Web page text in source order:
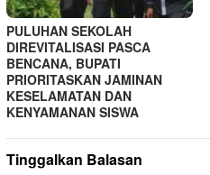
PULUHAN SEKOLAH
DIREVITALISASI PASCA
BENCANA, BUPATI
PRIORITASKAN JAMINAN
KESELAMATAN DAN
KENYAMANAN SISWA
Tinggalkan Balasan